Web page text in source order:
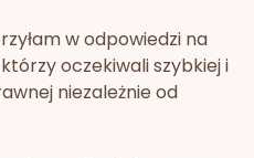
w odpowiedzi na
oczekiwali szybkiej i
niezależnie od